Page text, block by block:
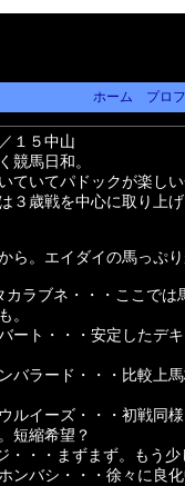
ホーム プロ
１５中山
競馬日和。
ていてパドックが楽し
３歳戦を中心に取り上
ら。エイダイの馬っぷ
カラブネ・・・ここで
。
ート・・・安定したデ
バラード・・・比較上
ルイーズ・・・初戦同
短縮希望？
・・・まずまず。もう少
ンバシ・・・徐々に良